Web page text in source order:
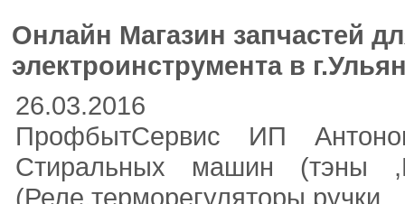
Онлайн Магазин запчастей
электроинструмента в
26.03.2016
ПрофбытСервис ИП
Стиральных машин (тэны